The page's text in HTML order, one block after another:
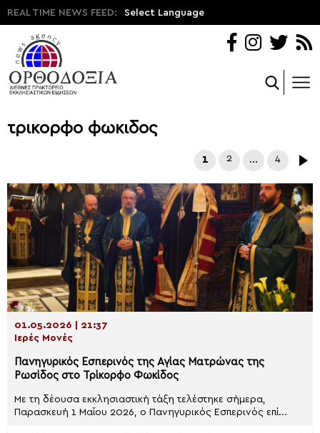
REAL TIME NEWS FEED: Select Language
τρικορφο φωκιδος
1 2 … 4
01.05.2026 | 21:37
Ιερές Μονές
Πανηγυρικός Εσπερινός της Αγίας Ματρώνας της
Ρωσίδος στο Τρίκορφο Φωκίδος
Με τη δέουσα εκκλησιαστική τάξη τελέστηκε σήμερα,
Παρασκευή 1 Μαΐου 2026, ο Πανηγυρικός Εσπερινός επί...